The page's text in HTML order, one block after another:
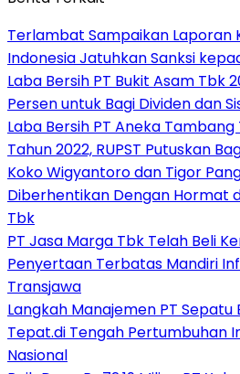
Terlambat Sampaikan Laporan
Indonesia Jatuhkan Sanksi
Laba Bersih PT Bukit Asam Tbk
Persen untuk Bagi Dividen dan
Laba Bersih PT Aneka
Tahun 2022, RUPST Putuskan
Koko Wigyantoro dan Tigor
Diberhentikan Dengan Hormat
Tbk
PT Jasa Marga Tbk Telah Beli
Penyertaan Terbatas Mandiri
Transjawa
Langkah Manajemen PT Sepatu
Tepat.di Tengah Pertumbuhan
Nasional